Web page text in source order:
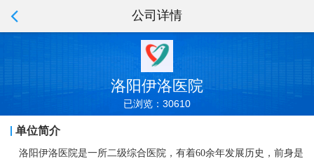
公司详情
洛阳伊洛医院
已浏览：30610
单位简介
洛阳伊洛医院是一所二级综合医院，有着60余年发展历史，前身是